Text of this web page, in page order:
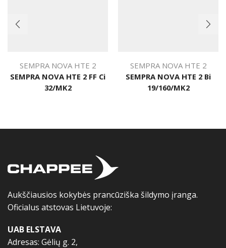
SEMPRA NOVA HTE 2
SEMPRA NOVA HTE 2 FF Ci
32/MK2
SEMPRA NOVA HTE 2
SEMPRA NOVA HTE 2 Bi
19/160/MK2
Aukščiausios kokybės prancūziška šildymo įranga.
Oficialus atstovas Lietuvoje:
UAB ELSTAVA
Adresas: Gėlių g. 2,